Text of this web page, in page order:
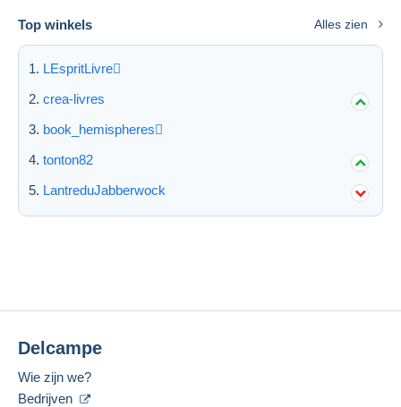
Top winkels Alles zien
LEspritLivre
crea-livres
book_hemispheres
tonton82
LantreduJabberwock
Delcampe
Wie zijn we?
Bedrijven